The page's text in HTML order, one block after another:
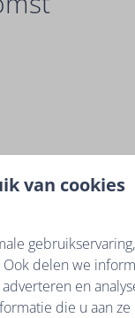
van uw
van cookies
delen we
en
die u aan